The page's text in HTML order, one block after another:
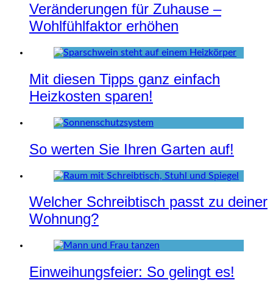
Veränderungen für Zuhause –
Wohlfühlfaktor erhöhen
Mit diesen Tipps ganz einfach
Heizkosten sparen!
So werten Sie Ihren Garten auf!
Welcher Schreibtisch passt zu deiner
Wohnung?
Einweihungsfeier: So gelingt es!